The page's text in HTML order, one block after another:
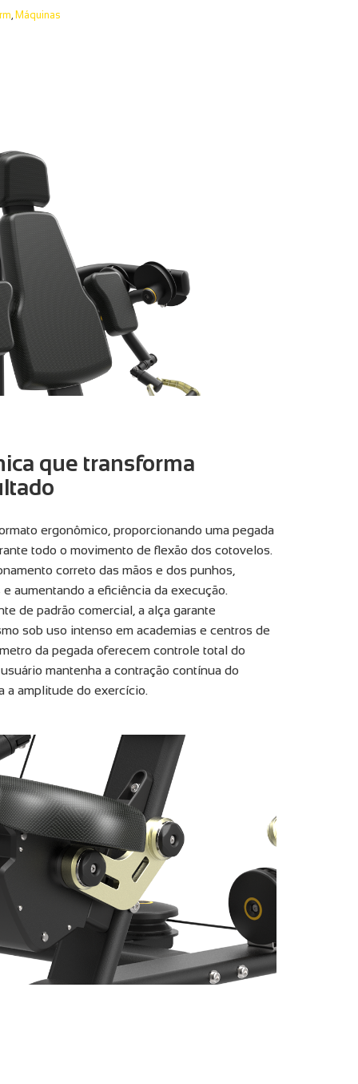
, Máquinas
que transforma
ergonômico, proporcionando uma pegada
todo o movimento de flexão dos cotovelos.
correto das mãos e dos punhos,
aumentando a eficiência da execução.
de padrão comercial, a alça garante
sob uso intenso em academias e centros de
da pegada oferecem controle total do
mantenha a contração contínua do
a amplitude do exercício.